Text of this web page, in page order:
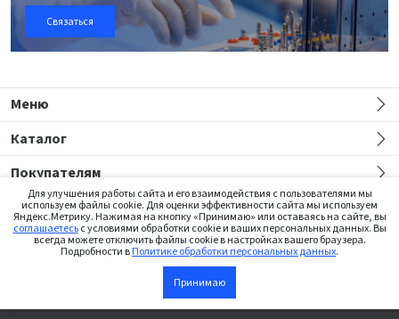
В корзину
Связаться
Меню
Каталог
Покупателям
Сайт предназначен только для медицинских работников
©2026 Institut Straumann AG
Для улучшения работы сайта и его взаимодействия с пользователями мы
используем файлы cookie. Для оценки эффективности сайта мы используем
Яндекс.Метрику. Нажимая на кнопку «Принимаю» или оставаясь на сайте, вы
соглашаетесьс условиями обработки cookie и ваших персональных данных. Вы
всегда можете отключить файлы cookie в настройках вашего браузера.
Подробности вПолитике обработки персональных данных.
Принимаю